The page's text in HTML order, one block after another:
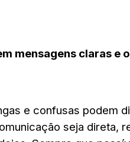
mensagens claras e
e confusas podem
seja direta,